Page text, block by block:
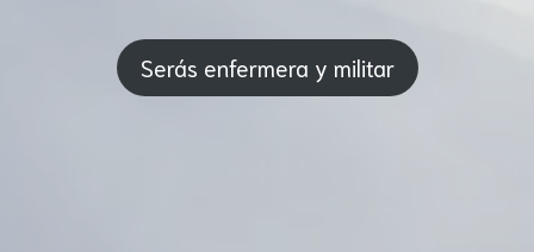
Serás enfermera y militar